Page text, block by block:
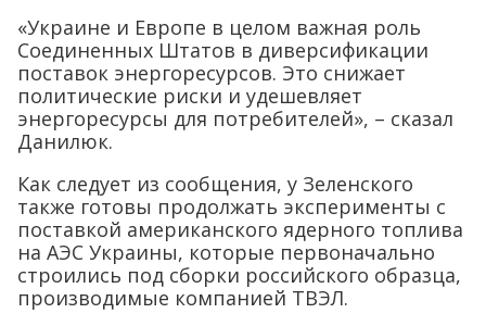
«Украине и Европе в целом важная роль
Соединенных Штатов в диверсификации
поставок энергоресурсов. Это снижает
политические риски и удешевляет
энергоресурсы для потребителей», – сказал
Данилюк.
Как следует из сообщения, у Зеленского
также готовы продолжать эксперименты с
поставкой американского ядерного топлива
на АЭС Украины, которые первоначально
строились под сборки российского образца,
производимые компанией ТВЭЛ.